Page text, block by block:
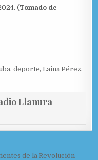
(Tomado de
,deporte,Laina Pérez,
Llanura
de la Revolución